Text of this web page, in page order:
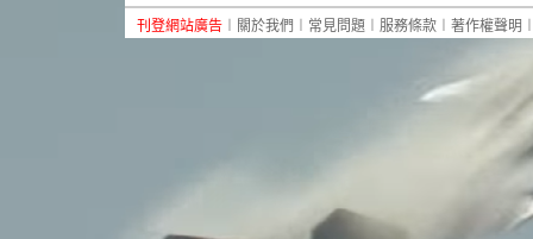
刊登網站廣告 關於我們 常見問題 服務條款 著作權聲明